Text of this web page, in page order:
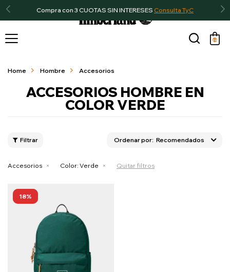
Compra con 3 CUOTAS SIN INTERESES Consulta TyC

Home Hombre Accesorios
ACCESORIOS HOMBRE EN
COLOR VERDE
Recomendados
Accesorios Color: Verde Quitar filtros
18